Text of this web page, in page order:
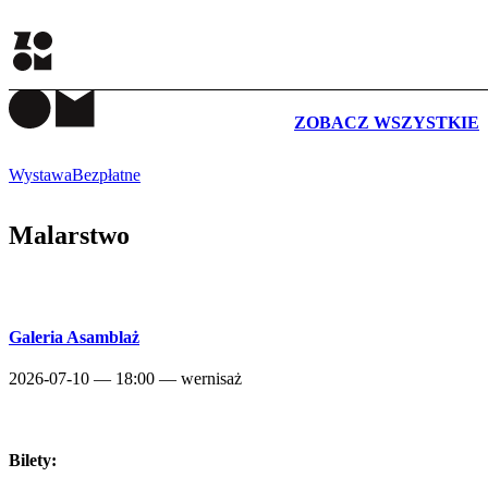
ZOBACZ WSZYSTKIE
WystawaBezpłatne
Malarstwo
Galeria Asamblaż
2026-07-10 — 18:00 — wernisaż
Bilety: